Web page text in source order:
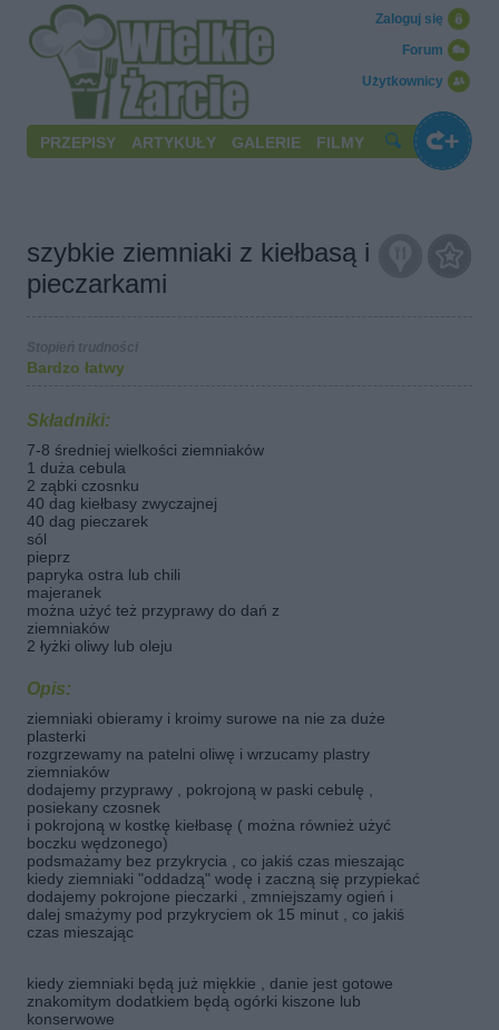
Użytkownicy
Forum
Zaloguj się
PRZEPISY ARTYKUŁY GALERIE FILMY
szybkie ziemniaki z kiełbasą i
pieczarkami
Bardzo łatwy
Składniki:
7-8 średniej wielkości ziemniaków
1 duża cebula
2 ząbki czosnku
40 dag kiełbasy zwyczajnej
40 dag pieczarek
sól
pieprz
papryka ostra lub chili
majeranek
można użyć też przyprawy do dań z
ziemniaków
2 łyżki oliwy lub oleju
Opis:
ziemniaki obieramy i kroimy surowe na nie za duże
plasterki
rozgrzewamy na patelni oliwę i wrzucamy plastry
ziemniaków
dodajemy przyprawy , pokrojoną w paski cebulę ,
posiekany czosnek
i pokrojoną w kostkę kiełbasę ( można również użyć
boczku wędzonego)
podsmażamy bez przykrycia , co jakiś czas mieszając
kiedy ziemniaki "oddadzą" wodę i zaczną się przypiekać
dodajemy pokrojone pieczarki , zmniejszamy ogień i
dalej smażymy pod przykryciem ok 15 minut , co jakiś
czas mieszając
kiedy ziemniaki będą już miękkie , danie jest gotowe
znakomitym dodatkiem będą ogórki kiszone lub
konserwowe